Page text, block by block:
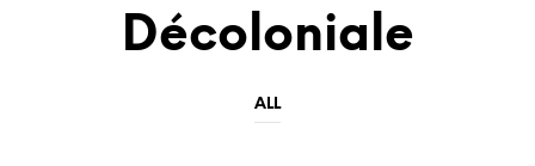
Décoloniale
ALL